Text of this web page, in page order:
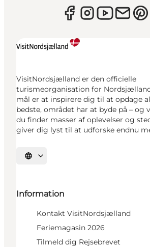
VisitNordsjælland er den officielle
turismeorganisation for
mål er at inspirere dig til at opdage
bedste, området har at byde på – og
du finder masser af oplevelser og
giver dig lyst til at udforske endnu
Vælg sprog
Information
Kontakt VisitNordsjælland
Feriemagasin 2026
Tilmeld dig Rejsebrevet